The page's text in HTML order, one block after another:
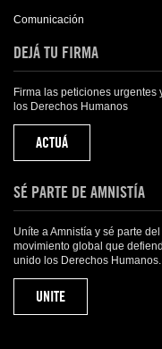
Comunicación
DEJÁ TU FIRMA
Firma las peticiones
los Derechos Humanos
ACTUÁ
SÉ PARTE DE AMNISTÍA
Uníte a Amnistía y sé parte del
movimiento global que
unido los Derechos Humanos.
UNITE